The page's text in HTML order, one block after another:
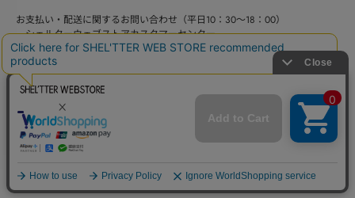
に戻る
お支払い・配送に関するお問い合わせ（平日10：30～18：00）
シェルターウェブストアカスタマーセンター
0800-123-6820
商品の素材、サイズ、仕様等に関するお問い合せ（平日10：30～18：00）
バロックジャパンリミテッドコールセンター
03-6730-9191
BAROQUE JAPAN LIMITED